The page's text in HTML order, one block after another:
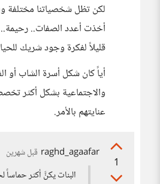
لكن تظل شخصياتنا مختلفة
أخذت أعدد الصفات..
قليلاً لفكرة وجود شريك
أياً كان شكل أسرة الشاب أو
والاجتماعية بشكل أكثر
عنايتهم بالأمر.
1
raghd_agaafar قبل شهرين
البنات يكنَّ أكثر